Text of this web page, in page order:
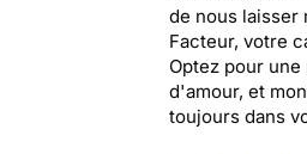
de nous
Facteur, votre
Optez pour
d'amour, et
toujours dans